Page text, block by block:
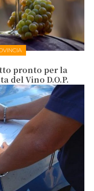
pronto per la
del Vino D.O.P.